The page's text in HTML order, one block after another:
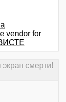
vendor for
ВИСТЕ
смерти!